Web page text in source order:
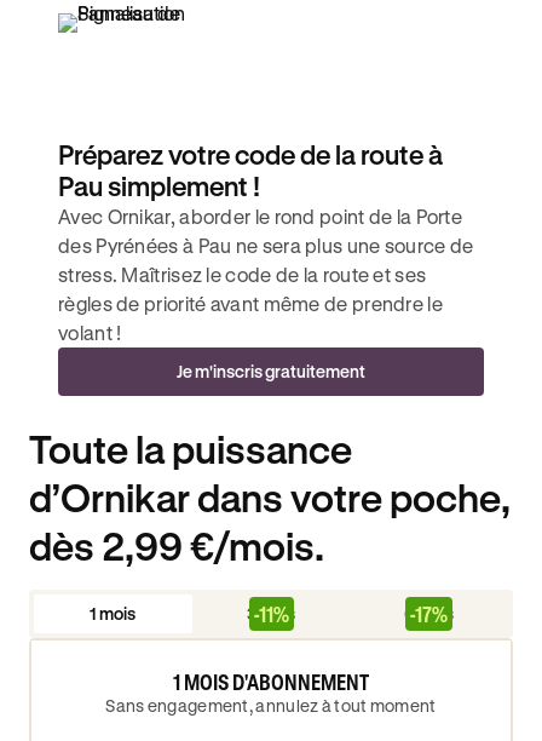
Préparez votre code de la route à
Pau simplement !
Avec Ornikar, aborder le rond point de la Porte
des Pyrénées à Pau ne sera plus une source de
stress. Maîtrisez le code de la route et ses
règles de priorité avant même de prendre le
volant !
Je m'inscris gratuitement
Toute la puissance
d’Ornikar dans votre poche,
dès 2,99 €/mois.
1 mois 3 mois
-11% 6 mois
-17%
1 MOIS D'ABONNEMENT
Sans engagement, annulez à tout moment